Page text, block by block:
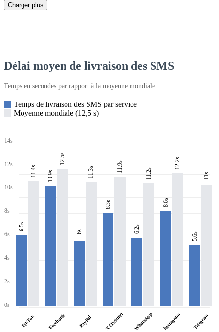
Charger plus
Délai moyen de livraison des SMS
Temps en secondes par rapport à la moyenne mondiale
Temps de livraison des SMS par service
Moyenne mondiale (12,5 s)
14s
12s
10s
8s
6s
4s
2s
0s
6.5s
11.4s
TikTok
10.9s
12.5s
Facebook
6s
11.3s
PayPal
8.3s
11.9s
X (Twitter)
6.2s
11.2s
WhatsApp
8.6s
12.2s
Instagram
5.6s
11s
Telegram